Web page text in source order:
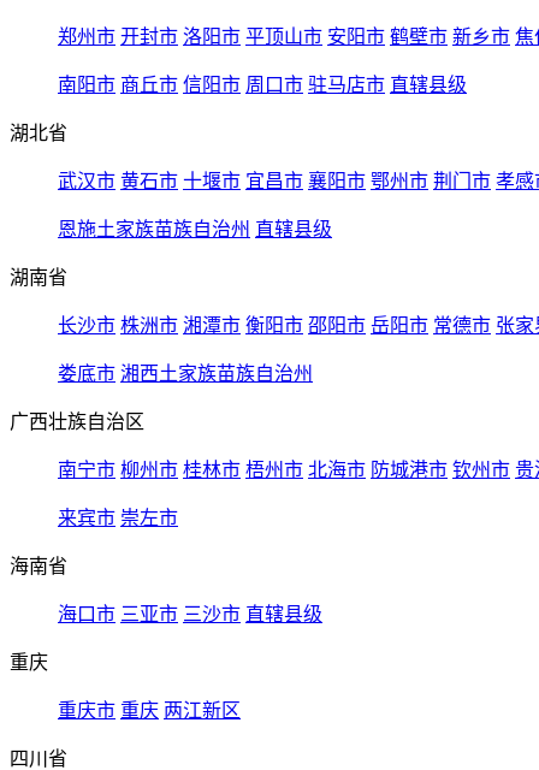
郑州市 开封市 洛阳市 平顶山市 安阳市 鹤壁市 新乡市 焦
南阳市 商丘市 信阳市 周口市 驻马店市 直辖县级
湖北省
武汉市 黄石市 十堰市 宜昌市 襄阳市 鄂州市 荆门市 孝感
恩施土家族苗族自治州 直辖县级
湖南省
长沙市 株洲市 湘潭市 衡阳市 邵阳市 岳阳市 常德市 张家
娄底市 湘西土家族苗族自治州
广西壮族自治区
南宁市 柳州市 桂林市 梧州市 北海市 防城港市 钦州市 贵
来宾市 崇左市
海南省
海口市 三亚市 三沙市 直辖县级
重庆
重庆市 重庆 两江新区
四川省